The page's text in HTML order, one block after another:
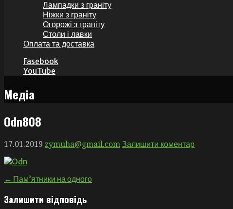
Лампадки з граніту
Ніжки з граніту
Огорожі з граніту
Столи і лавки
Оплата та доставка
Fasebook
YouTube
Медіа
Оdn808
17.01.2019 zymuha@gmail.com Залишити коментар
Навігація
записів
← Пам’ятники на одного
Залишити відповідь